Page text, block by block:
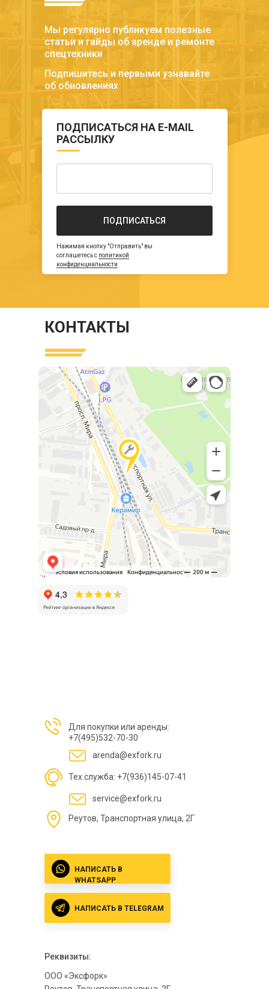
Мы регулярно публикуем полезные
статьи и гайды об аренде и ремонте
спецтехники
ПОДПИСАТЬСЯ
ПОДПИСАТЬСЯ НА E-MAIL
РАССЫЛКУ
Нажимая кнопку "Отправить" вы
соглашетесь с политикой
конфиденциальности
Подпишитесь и первыми узнавайте
об обновлениях
Для покупки или аренды:
+7(495)532-70-30
КОНТАКТЫ
service@exfork.ru
arenda@exfork.ru
ООО «Эксфорк»
Реутов, Транспортная улица, 2Г
Тех.служба: +7(936)145-07-41
Реквизиты:
НАПИСАТЬ В
WHATSAPP
НАПИСАТЬ В TELEGRAM